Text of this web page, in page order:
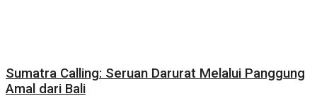
Sumatra Calling: Seruan Darurat Melalui Panggung
Amal dari Bali